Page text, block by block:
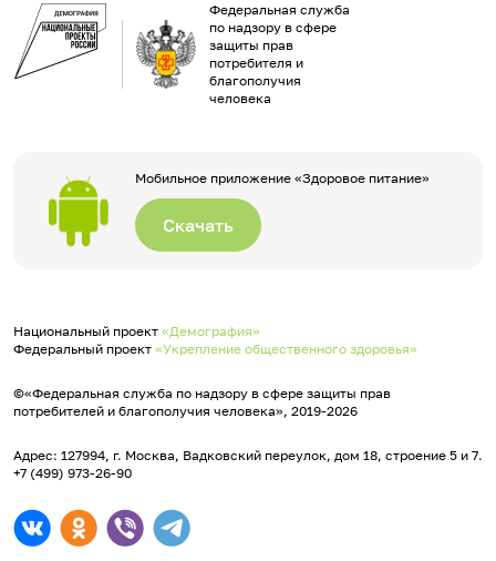
Федеральная служба
по надзору в сфере
защиты прав
потребителя и
благополучия
человека
Мобильное приложение «Здоровое питание»
Скачать
Национальный проект «Демография»
Федеральный проект «Укрепление общественного здоровья»
©«Федеральная служба по надзору в сфере защиты прав
потребителей и благополучия человека», 2019-2026
Адрес: 127994, г. Москва, Вадковский переулок, дом 18, строение 5 и 7.
+7 (499) 973-26-90